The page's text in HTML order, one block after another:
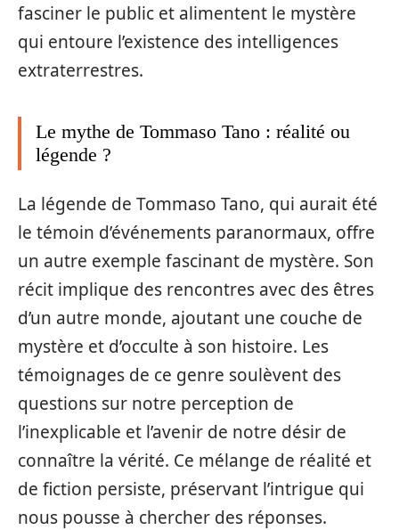
fasciner le public et alimentent le mystère
qui entoure l’existence des intelligences
extraterrestres.
Le mythe de Tommaso Tano : réalité ou
légende ?
La légende de Tommaso Tano, qui aurait été
le témoin d’événements paranormaux, offre
un autre exemple fascinant de mystère. Son
récit implique des rencontres avec des êtres
d’un autre monde, ajoutant une couche de
mystère et d’occulte à son histoire. Les
témoignages de ce genre soulèvent des
questions sur notre perception de
l’inexplicable et l’avenir de notre désir de
connaître la vérité. Ce mélange de réalité et
de fiction persiste, préservant l’intrigue qui
nous pousse à chercher des réponses.